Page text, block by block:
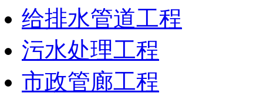
给排水管道工程
污水处理工程
市政管廊工程